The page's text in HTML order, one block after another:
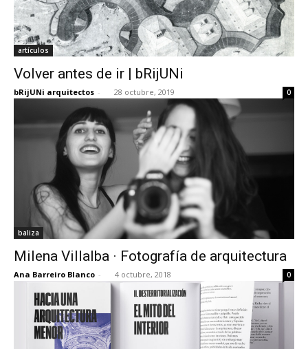
artículos
Volver antes de ir | bRijUNi
bRijUNi arquitectos - 28 octubre, 2019 0
baliza
Milena Villalba · Fotografía de arquitectura
Ana Barreiro Blanco - 4 octubre, 2018 0